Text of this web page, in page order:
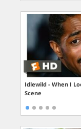
Idlewild - When I
Scene